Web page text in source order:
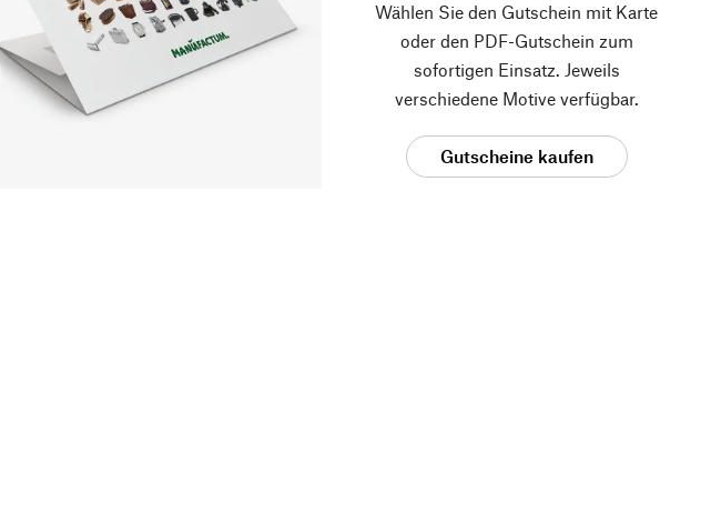
Wählen Sie den Gutschein mit Karte
oder den PDF-Gutschein zum
sofortigen Einsatz. Jeweils
verschiedene Motive verfügbar.
Gutscheine kaufen